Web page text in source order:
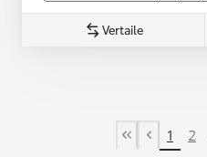
Vertaile
First Page
1 2